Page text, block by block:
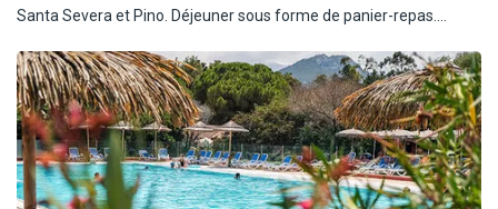
Santa Severa et Pino. Déjeuner sous forme de panier-repas.
désert des Agriates. Dîner à l'hôtel.